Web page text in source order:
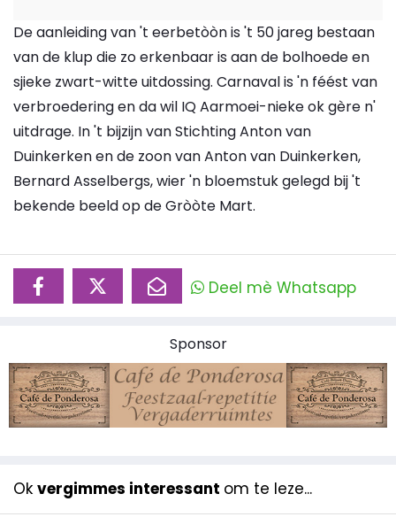
De aanleiding van 't eerbetòòn is 't 50 jareg bestaan
van de klup die zo erkenbaar is aan de bolhoede en
sjieke zwart-witte uitdossing. Carnaval is 'n féést van
verbroedering en da wil IQ Aarmoei-nieke ok gère n'
uitdrage. In 't bijzijn van Stichting Anton van
Duinkerken en de zoon van Anton van Duinkerken,
Bernard Asselbergs, wier 'n bloemstuk gelegd bij 't
bekende beeld op de Gròòte Mart.
Deel mè Whatsapp
Sponsor
Ok vergimmes interessant om te leze...